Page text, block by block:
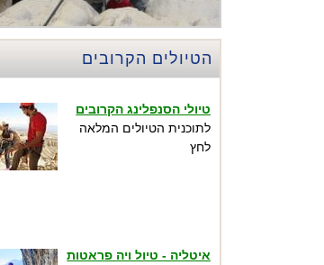
הטיולים הקרובים
טיולי הסנפלינג הקרובים
לתוכנית הטיולים המלאה
לחץ
איטליה - טיול ויה פראטות